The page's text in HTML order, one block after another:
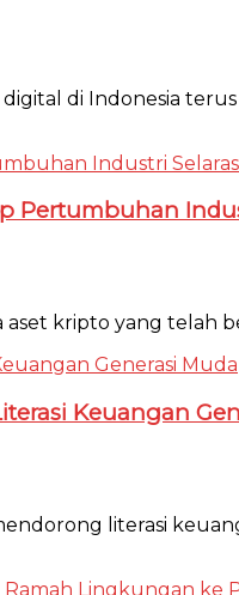
di Indonesia
Pertumbuhan
kripto yang telah
Keuangan
literasi